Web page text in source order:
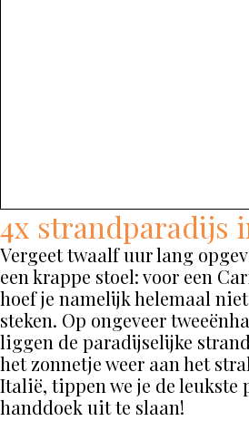
4x strandparadijs
Vergeet twaalf uur lang
een krappe stoel: voor een
hoef je namelijk helemaal
steken. Op ongeveer
liggen de paradijselijke
het zonnetje weer aan het
Italië, tippen we je de leukste
handdoek uit te slaan!